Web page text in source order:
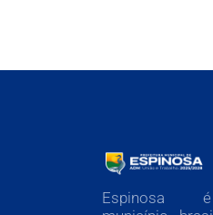
Espinosa